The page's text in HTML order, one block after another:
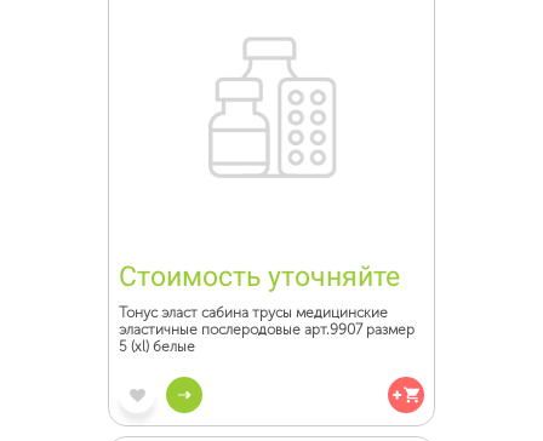
Стоимость уточняйте
Тонус эласт сабина трусы медицинские
эластичные послеродовые арт.9907 размер
5 (xl) белые